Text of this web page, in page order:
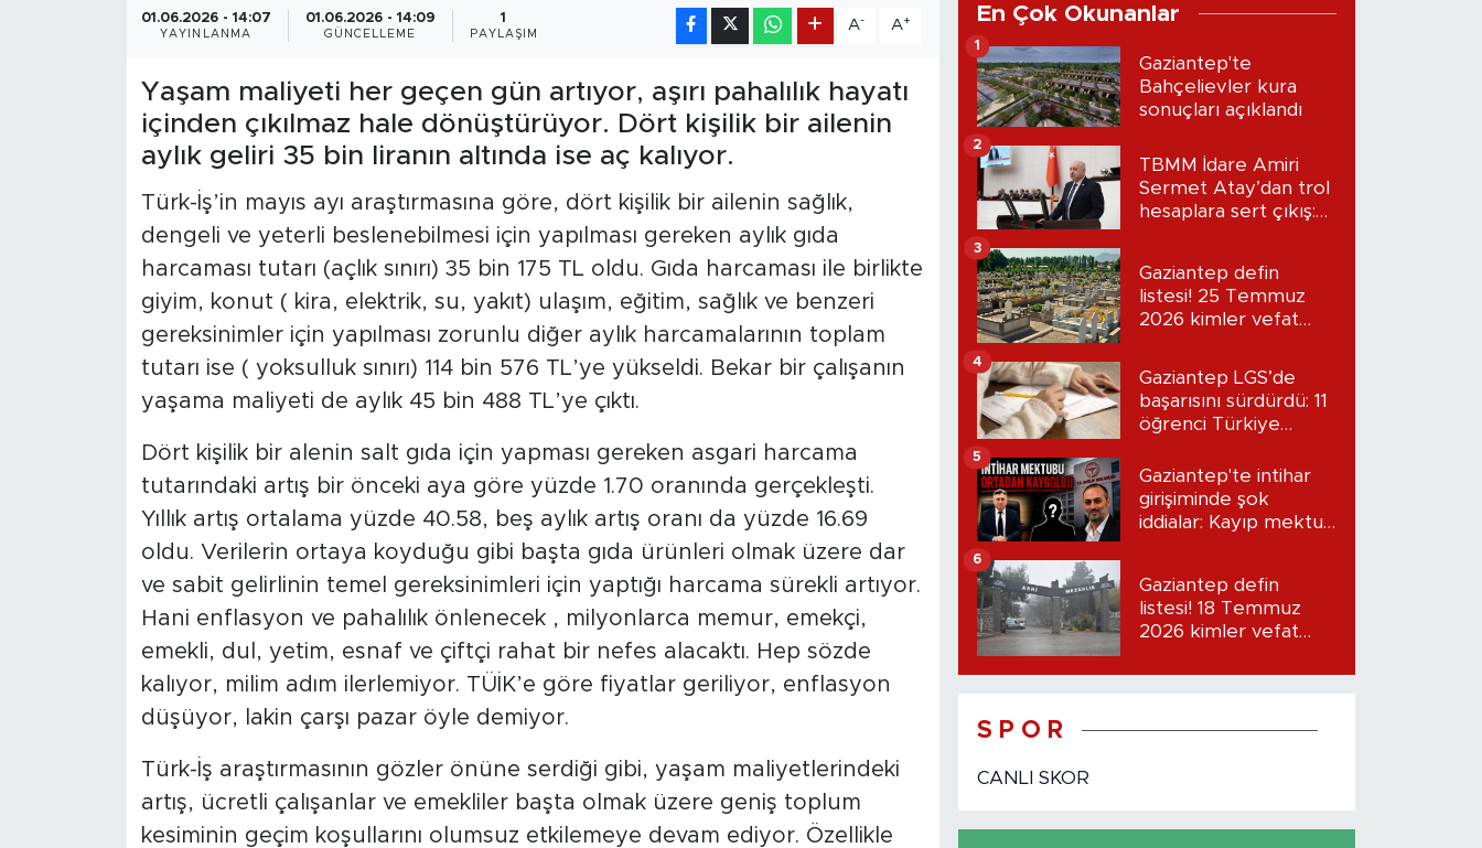
01.06.2026 - 14:07
YAYINLANMA
01.06.2026 - 14:09
GÜNCELLEME
1
PAYLAŞIM
A- A+
Yaşam maliyeti her geçen gün artıyor, aşırı pahalılık hayatı
içinden çıkılmaz hale dönüştürüyor. Dört kişilik bir ailenin
aylık geliri 35 bin liranın altında ise aç kalıyor.
Türk-İş’in mayıs ayı araştırmasına göre, dört kişilik bir ailenin sağlık,
dengeli ve yeterli beslenebilmesi için yapılması gereken aylık gıda
harcaması tutarı (açlık sınırı) 35 bin 175 TL oldu. Gıda harcaması ile birlikte
giyim, konut ( kira, elektrik, su, yakıt) ulaşım, eğitim, sağlık ve benzeri
gereksinimler için yapılması zorunlu diğer aylık harcamalarının toplam
tutarı ise ( yoksulluk sınırı) 114 bin 576 TL’ye yükseldi. Bekar bir çalışanın
yaşama maliyeti de aylık 45 bin 488 TL’ye çıktı.
Dört kişilik bir alenin salt gıda için yapması gereken asgari harcama
tutarındaki artış bir önceki aya göre yüzde 1.70 oranında gerçekleşti.
Yıllık artış ortalama yüzde 40.58, beş aylık artış oranı da yüzde 16.69
oldu. Verilerin ortaya koyduğu gibi başta gıda ürünleri olmak üzere dar
ve sabit gelirlinin temel gereksinimleri için yaptığı harcama sürekli artıyor.
Hani enflasyon ve pahalılık önlenecek , milyonlarca memur, emekçi,
emekli, dul, yetim, esnaf ve çiftçi rahat bir nefes alacaktı. Hep sözde
kalıyor, milim adım ilerlemiyor. TÜİK’e göre fiyatlar geriliyor, enflasyon
düşüyor, lakin çarşı pazar öyle demiyor.
Türk-İş araştırmasının gözler önüne serdiği gibi, yaşam maliyetlerindeki
artış, ücretli çalışanlar ve emekliler başta olmak üzere geniş toplum
kesiminin geçim koşullarını olumsuz etkilemeye devam ediyor. Özellikle
En Çok Okunanlar
Gaziantep'te
Bahçelievler kura
sonuçları açıklandı
1
TBMM İdare Amiri
Sermet Atay’dan trol
hesaplara sert çıkış:
2
Gaziantep defin
listesi! 25 Temmuz
2026 kimler vefat
3
Gaziantep LGS’de
başarısını sürdürdü: 11
öğrenci Türkiye
4
Gaziantep'te intihar
girişiminde şok
iddialar: Kayıp mektup
5
Gaziantep defin
listesi! 18 Temmuz
2026 kimler vefat
6
S P O R
CANLI SKOR